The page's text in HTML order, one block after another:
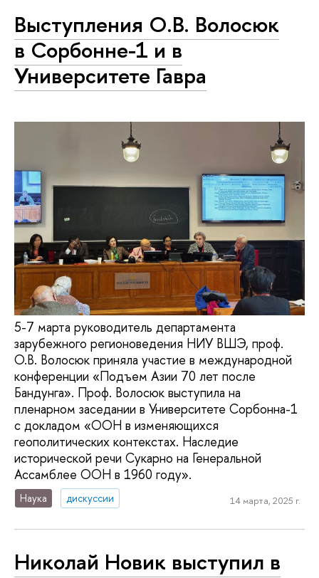
Выступления О.В. Волосюк
в Сорбонне-1 и в
Университете Гавра
5-7 марта руководитель департамента
зарубежного регионоведения НИУ ВШЭ, проф.
О.В. Волосюк приняла участие в международной
конференции «Подъем Азии 70 лет после
Бандунга». Проф. Волосюк выступила на
пленарном заседании в Университете Сорбонна-1
с докладом «ООН в изменяющихся
геополитических контекстах. Наследие
исторической речи Сукарно на Генеральной
Ассамблее ООН в 1960 году».
Наука дискуссии 14 марта, 2025 г.
Николай Новик выступил в